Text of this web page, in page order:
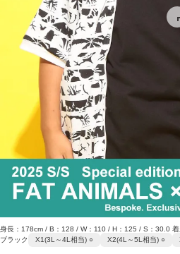
身長：178cm / B：128 / W：110 / H：125 / S：30.0 着
ブラック
X1(3L～4L相当) ○ X2(4L～5L相当) ○